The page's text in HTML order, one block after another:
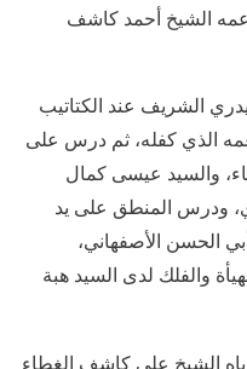
عمه الشيخ أحمد كاشف
الشريف عند الكتاتيب
الذي كفله، ثم درس على
والسيد عيسى كمال
ودرس المنطق على يد
الحسن الأصفهاني،
والفلك لدى السيد هبة
الشيخ علي كاشف الغطاء